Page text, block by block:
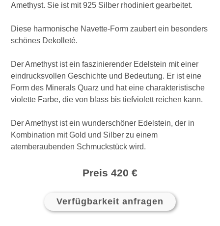
Amethyst. Sie ist mit 925 Silber rhodiniert gearbeitet.
Diese harmonische Navette-Form zaubert ein besonders
schönes Dekolleté.
Der Amethyst ist ein faszinierender Edelstein mit einer
eindrucksvollen Geschichte und Bedeutung. Er ist eine
Form des Minerals Quarz und hat eine charakteristische
violette Farbe, die von blass bis tiefviolett reichen kann.
Der Amethyst ist ein wunderschöner Edelstein, der in
Kombination mit Gold und Silber zu einem
atemberaubenden Schmuckstück wird.
Preis 420 €
Verfügbarkeit anfragen